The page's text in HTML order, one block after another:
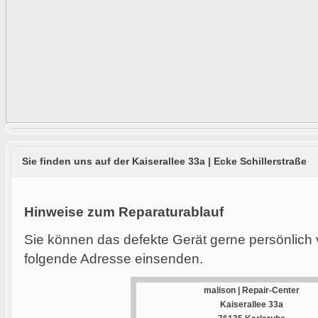
Sie finden uns auf der Kaiserallee 33a | Ecke Schillerstraße
Hinweise zum Reparaturablauf
Sie können das defekte Gerät gerne
folgende Adresse einsenden.
malison | Repair-Center
Kaiserallee 33a